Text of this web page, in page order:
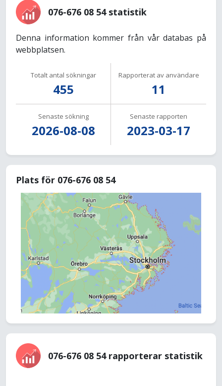
076-676 08 54 statistik
Denna information kommer från vår databas på
webbplatsen.
Totalt antal sökningar
455
Rapporterat av användare
11
Senaste sökning
2026-08-08
Senaste rapporten
2023-03-17
Plats för 076-676 08 54
076-676 08 54 rapporterar statistik